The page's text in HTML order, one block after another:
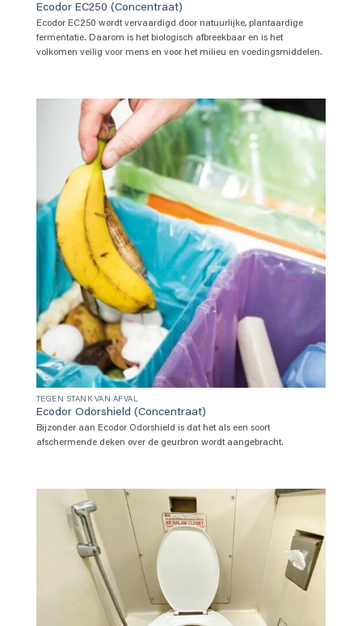
Ecodor EC250 (Concentraat)
Ecodor EC250 wordt vervaardigd door natuurlijke, plantaardige
fermentatie. Daarom is het biologisch afbreekbaar en is het
volkomen veilig voor mens en voor het milieu en voedingsmiddelen.
TEGEN STANK VAN AFVAL
Ecodor Odorshield (Concentraat)
Bijzonder aan Ecodor Odorshield is dat het als een soort
afschermende deken over de geurbron wordt aangebracht.